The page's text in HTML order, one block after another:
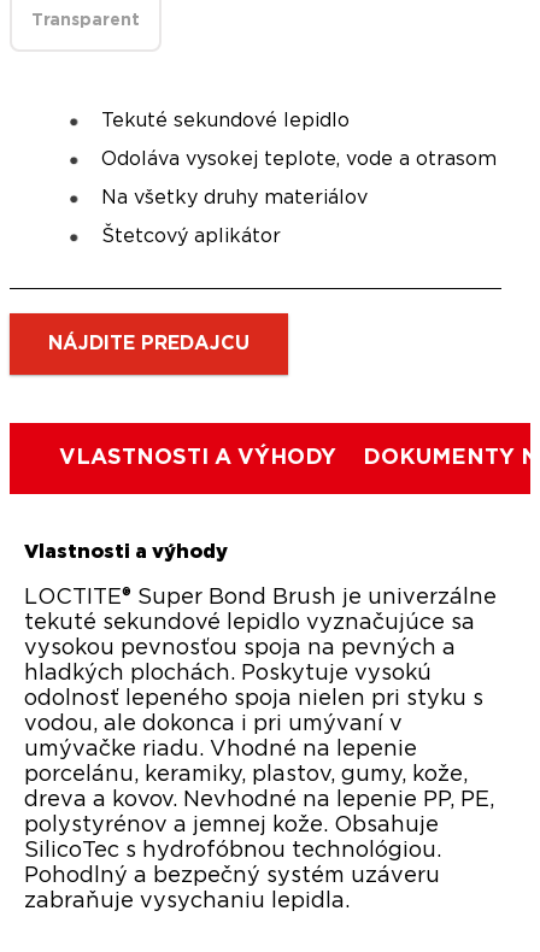
Transparent
Tekuté sekundové lepidlo
Odoláva vysokej teplote, vode a otrasom
Na všetky druhy materiálov
Štetcový aplikátor
NÁJDITE PREDAJCU
VLASTNOSTI A VÝHODY DOKUMENTY
Vlastnosti a výhody
LOCTITE® Super Bond Brush je univerzálne
tekuté sekundové lepidlo vyznačujúce sa
vysokou pevnosťou spoja na pevných a
hladkých plochách. Poskytuje vysokú
odolnosť lepeného spoja nielen pri styku s
vodou, ale dokonca i pri umývaní v
umývačke riadu. Vhodné na lepenie
porcelánu, keramiky, plastov, gumy, kože,
dreva a kovov. Nevhodné na lepenie PP, PE,
polystyrénov a jemnej kože. Obsahuje
SilicoTec s hydrofóbnou technológiou.
Pohodlný a bezpečný systém uzáveru
zabraňuje vysychaniu lepidla.